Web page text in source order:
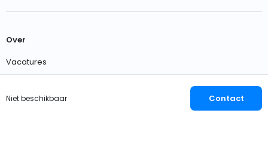
Niet beschikbaar Contact
Over
Vacatures